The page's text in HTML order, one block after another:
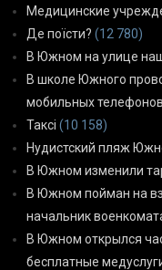
Медицинские
Де поїсти? (12 780)
В Южном на улице
В школе Южного
мобильных телефонов
Таксі (10 158)
Нудистский пляж
В Южном изменили
В Южном пойман на
начальник
В Южном открылся
бесплатные